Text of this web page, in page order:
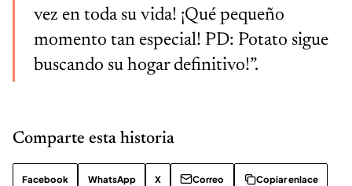
vez en toda su vida! ¡Qué pequeño
momento tan especial! PD: Potato sigue
buscando su hogar definitivo!”.
Comparte esta historia
Facebook WhatsApp X Correo Copiar enlace